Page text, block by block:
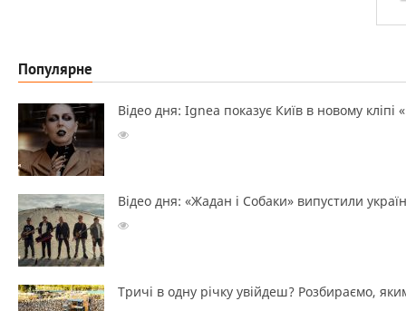
Популярне
Відео дня: Ignea показує Київ в новому кліпі
Відео дня: «Жадан і Собаки» випустили
Тричі в одну річку увійдеш? Розбираємо,